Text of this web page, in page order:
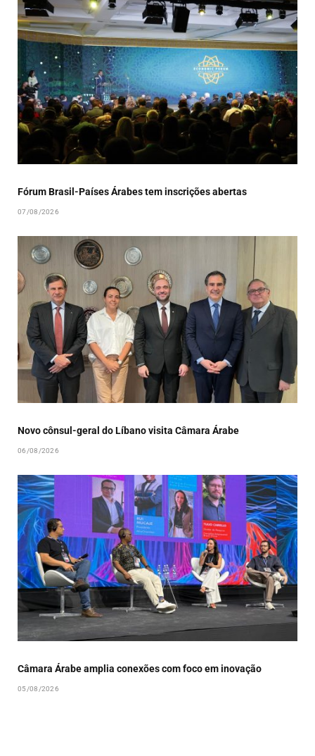
Fórum Brasil-Países Árabes tem inscrições abertas
07/08/2026
Novo cônsul-geral do Líbano visita Câmara Árabe
06/08/2026
Câmara Árabe amplia conexões com foco em inovação
05/08/2026